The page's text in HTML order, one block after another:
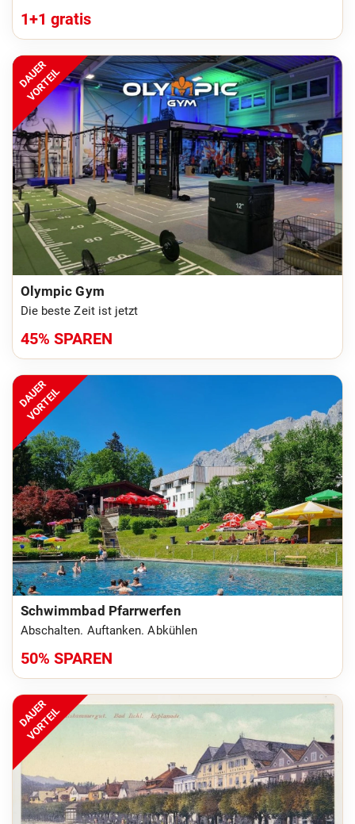
1+1 gratis
DAUER
VORTEIL
Olympic Gym
Die beste Zeit ist jetzt
45% SPAREN
DAUER
VORTEIL
Schwimmbad Pfarrwerfen
Abschalten. Auftanken. Abkühlen
50% SPAREN
DAUER
VORTEIL